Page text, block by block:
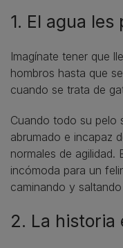
1. El agua les
Imagínate tener que
hombros hasta que
cuando se trata de
Cuando todo su pelo
abrumado e incapaz
normales de agilidad.
incómoda para un
caminando y
2. La historia